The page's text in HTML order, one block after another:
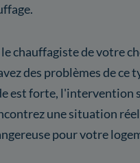
chauffagiste de votre
des problèmes de ce
est forte, l'intervention
une situation
pour votre